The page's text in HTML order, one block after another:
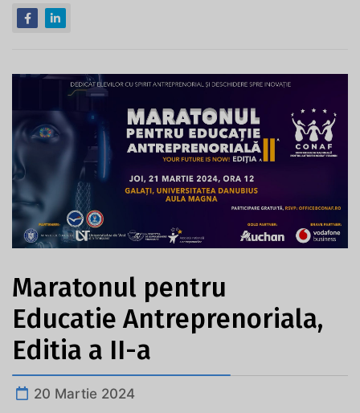
Maratonul pentru
Educatie Antreprenoriala,
Editia a II-a
20 Martie 2024